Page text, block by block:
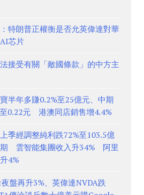
特朗普正權衡是否允英偉達對華
芯片
接受有關「敵國條款」的中方主
半年多賺0.2%至25億元、中期
0.22元 港澳同店銷售增4.4%
季經調整純利跌72%至103.5億
期 雲智能集團收入升34% 阿里
4%
盤再升3%、英偉達NVDA跌